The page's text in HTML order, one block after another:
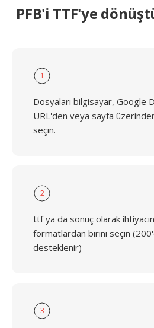
PFB'i TTF'ye
1
Dosyaları bilgisayar, Google
URL'den veya sayfa
seçin.
2
ttf ya da sonuç olarak
formatlardan birini seçin
desteklenir)
3